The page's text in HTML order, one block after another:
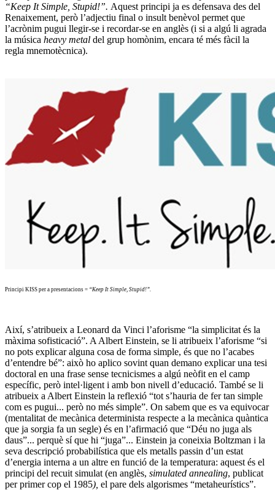
“Keep It Simple, Stupid!”. Aquest principi ja es defensava des del
Renaixement, però l’adjectiu final o insult benèvol permet que
l’acrònim pugui llegir-se i recordar-se en anglès (i si a algú li agrada
la música heavy metal del grup homònim, encara té més fàcil la
regla mnemotècnica).
Principi KISS per a presentacions = “Keep It Simple, Stupid!”.
Així, s’atribueix a Leonard da Vinci l’aforisme “la simplicitat és la
màxima sofisticació”. A Albert Einstein, se li atribueix l’aforisme “si
no pots explicar alguna cosa de forma simple, és que no l’acabes
d’entendre bé”: això ho aplico sovint quan demano explicar una tesi
doctoral en una frase sense tecnicismes a algú neòfit en el camp
específic, però intel·ligent i amb bon nivell d’educació. També se li
atribueix a Albert Einstein la reflexió “tot s’hauria de fer tan simple
com es pugui... però no més simple”. On sabem que es va equivocar
(mentalitat de mecànica determinista respecte a la mecànica quàntica
que ja sorgia fa un segle) és en l’afirmació que “Déu no juga als
daus”... perquè sí que hi “juga”... Einstein ja coneixia Boltzman i la
seva descripció probabilística que els metalls passin d’un estat
d’energia interna a un altre en funció de la temperatura: aquest és el
principi del recuit simulat (en anglès, simulated annealing, publicat
per primer cop el 1985), el pare dels algorismes “metaheurístics”.